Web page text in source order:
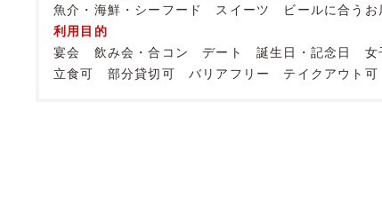
魚介・海鮮・シーフード
スイーツ ビールに合うお
利用目的
宴会
飲み会・合コン デート 誕生日・記念日 女
立食可
部分貸切可 バリアフリー テイクアウト可